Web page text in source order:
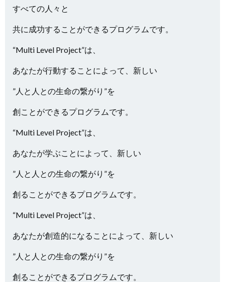
すべての人々と
共に成功することができるプログラムです。
“Multi Level Project”は、
あなたが行動することによって、新しい
”人と人との生命の繋がり”を
創ことができるプログラムです。
“Multi Level Project”は、
あなたが学ぶことによって、新しい
”人と人との生命の繋がり”を
創ることができるプログラムです。
“Multi Level Project”は、
あなたが創造的になることによって、新しい
”人と人との生命の繋がり”を
創ることができるプログラムです。